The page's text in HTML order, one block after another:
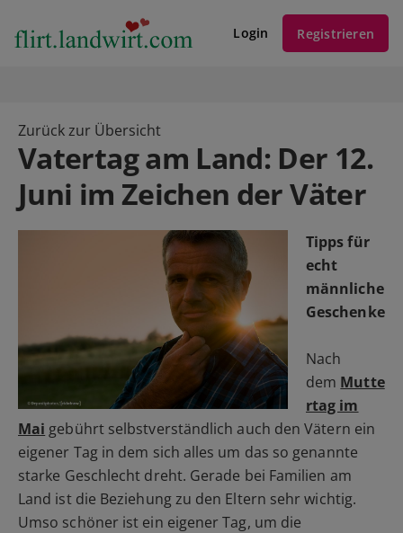
Login Registrieren
Zurück zur Übersicht
Vatertag am Land: Der 12.
Juni im Zeichen der Väter
Tipps für
echt
männliche
Geschenke
Nach
dem Mutte
rtag im
Mai gebührt selbstverständlich auch den Vätern ein
eigener Tag in dem sich alles um das so genannte
starke Geschlecht dreht. Gerade bei Familien am
Land ist die Beziehung zu den Eltern sehr wichtig.
Umso schöner ist ein eigener Tag, um die